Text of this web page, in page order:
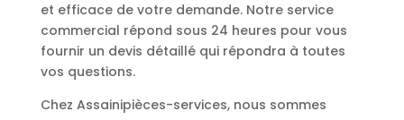
et efficace de votre demande. Notre service
commercial répond sous 24 heures pour vous
fournir un devis détaillé qui répondra à toutes
vos questions.
Chez Assainipièces-services, nous sommes